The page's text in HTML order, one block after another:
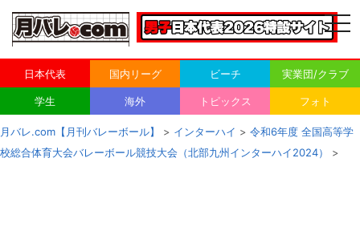
日本代表 国内リーグ ビーチ 実業団/クラブ
学生 海外 トピックス フォト
月バレ.com【月刊バレーボール】 > インターハイ > 令和6年度 全国高等学
校総合体育大会バレーボール競技大会（北部九州インターハイ2024）
>